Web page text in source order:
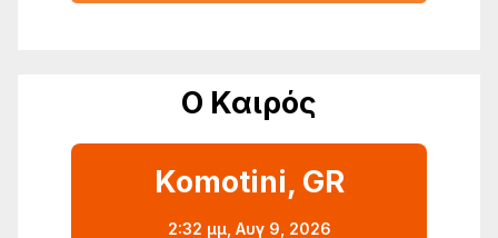
Ο Καιρός
Komotini, GR
2:32 μμ, Αυγ 9, 2026